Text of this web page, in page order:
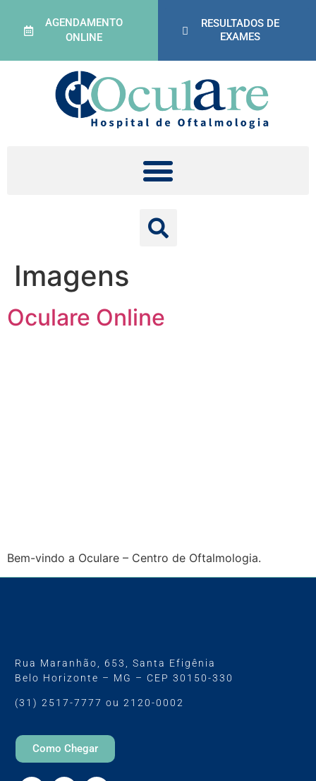
AGENDAMENTO
ONLINE
RESULTADOS DE
EXAMES
Imagens
Oculare Online
Bem-vindo a Oculare – Centro de Oftalmologia.
Rua Maranhão, 653, Santa Efigênia
Belo Horizonte – MG – CEP 30150-330
(31) 2517-7777 ou 2120-0002
Como Chegar